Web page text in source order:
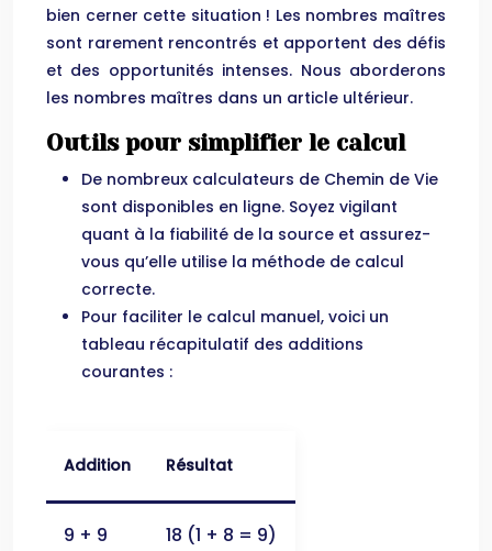
bien cerner cette situation ! Les nombres maîtres
sont rarement rencontrés et apportent des défis
et des opportunités intenses. Nous aborderons
les nombres maîtres dans un article ultérieur.
Outils pour simplifier le calcul
De nombreux calculateurs de Chemin de Vie
sont disponibles en ligne. Soyez vigilant
quant à la fiabilité de la source et assurez-
vous qu’elle utilise la méthode de calcul
correcte.
Pour faciliter le calcul manuel, voici un
tableau récapitulatif des additions
courantes :
Addition Résultat
9 + 9 18 (1 + 8 = 9)